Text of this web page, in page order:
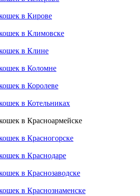
в Кирове
в Климовске
в Клине
в Коломне
в Королеве
в Котельниках
в Красноармейске
в Красногорске
в Краснодаре
в Краснозаводске
в Краснознаменске